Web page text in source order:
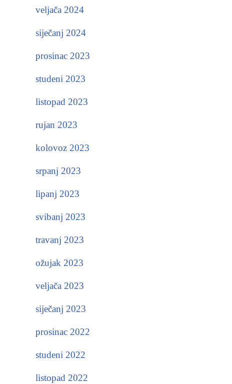
veljača 2024
siječanj 2024
prosinac 2023
studeni 2023
listopad 2023
rujan 2023
kolovoz 2023
srpanj 2023
lipanj 2023
svibanj 2023
travanj 2023
ožujak 2023
veljača 2023
siječanj 2023
prosinac 2022
studeni 2022
listopad 2022